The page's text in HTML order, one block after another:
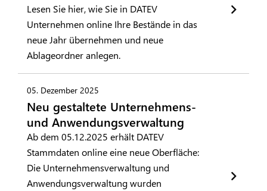
Lesen Sie hier, wie Sie in DATEV
Unternehmen online Ihre Bestände in das
neue Jahr übernehmen und neue
Ablageordner anlegen.
05. Dezember 2025
Neu gestaltete Unternehmens-
und Anwendungsverwaltung
Ab dem 05.12.2025 erhält DATEV
Stammdaten online eine neue Oberfläche:
Die Unternehmensverwaltung und
Anwendungsverwaltung wurden